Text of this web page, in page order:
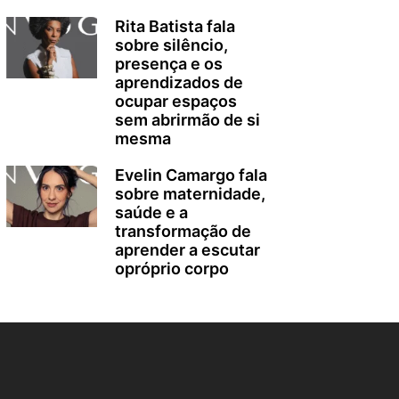
Rita Batista fala
sobre silêncio,
presença e os
aprendizados de
ocupar espaços
sem abrirmão de si
mesma
Evelin Camargo fala
sobre maternidade,
saúde e a
transformação de
aprender a escutar
opróprio corpo